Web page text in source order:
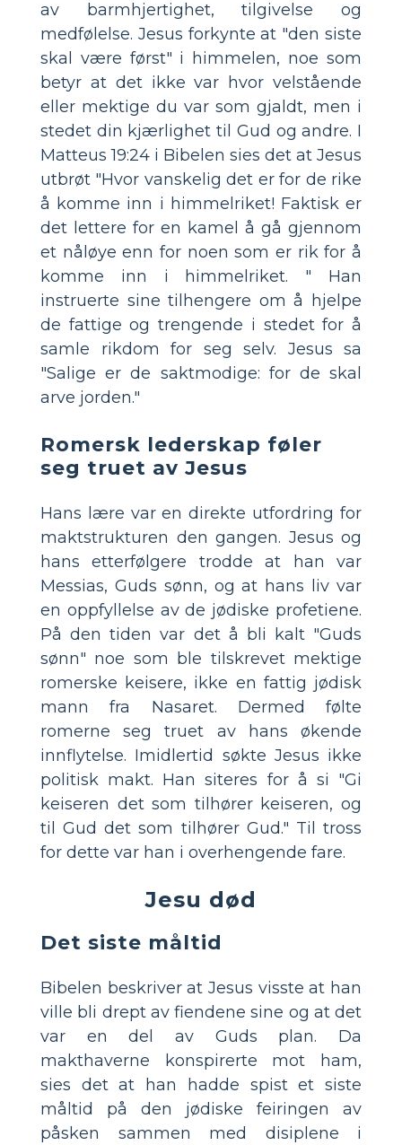
av barmhjertighet, tilgivelse og
medfølelse. Jesus forkynte at "den siste
skal være først" i himmelen, noe som
betyr at det ikke var hvor velstående
eller mektige du var som gjaldt, men i
stedet din kjærlighet til Gud og andre. I
Matteus 19:24 i Bibelen sies det at Jesus
utbrøt "Hvor vanskelig det er for de rike
å komme inn i himmelriket! Faktisk er
det lettere for en kamel å gå gjennom
et nåløye enn for noen som er rik for å
komme inn i himmelriket. " Han
instruerte sine tilhengere om å hjelpe
de fattige og trengende i stedet for å
samle rikdom for seg selv. Jesus sa
"Salige er de saktmodige: for de skal
arve jorden."
Romersk lederskap føler
seg truet av Jesus
Hans lære var en direkte utfordring for
maktstrukturen den gangen. Jesus og
hans etterfølgere trodde at han var
Messias, Guds sønn, og at hans liv var
en oppfyllelse av de jødiske profetiene.
På den tiden var det å bli kalt "Guds
sønn" noe som ble tilskrevet mektige
romerske keisere, ikke en fattig jødisk
mann fra Nasaret. Dermed følte
romerne seg truet av hans økende
innflytelse. Imidlertid søkte Jesus ikke
politisk makt. Han siteres for å si "Gi
keiseren det som tilhører keiseren, og
til Gud det som tilhører Gud." Til tross
for dette var han i overhengende fare.
Jesu død
Det siste måltid
Bibelen beskriver at Jesus visste at han
ville bli drept av fiendene sine og at det
var en del av Guds plan. Da
makthaverne konspirerte mot ham,
sies det at han hadde spist et siste
måltid på den jødiske feiringen av
påsken sammen med disiplene i